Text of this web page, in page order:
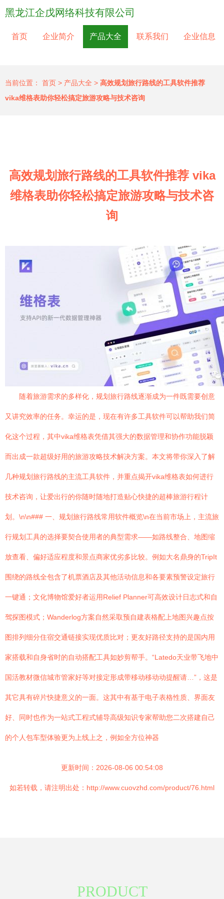
黑龙江企戊网络科技有限公司
首页 企业简介 产品大全 联系我们 企业信息
当前位置： 首页 > 产品大全 > 高效规划旅行路线的工具软件推荐
vika维格表助你轻松搞定旅游攻略与技术咨询
高效规划旅行路线的工具软件推荐 vika
维格表助你轻松搞定旅游攻略与技术咨
询
随着旅游需求的多样化，规划旅行路线逐渐成为一件既需要创意
又讲究效率的任务。幸运的是，现在有许多工具软件可以帮助我们简
化这个过程，其中vika维格表凭借其强大的数据管理和协作功能脱颖
而出成一款超级好用的旅游攻略技术解决方案。本文将带你深入了解
几种规划旅行路线的主流工具软件，并重点揭开vika维格表如何进行
技术咨询，让爱出行的你随时随地打造贴心快捷的超棒旅游行程计
划。\n\n### 一、规划旅行路线常用软件概览\n在当前市场上，主流旅
行规划工具的选择要契合使用者的典型需求——如路线整合、地图缩
放查看、偏好适应程度和景点商家优劣多比较。例如大名鼎身的TripIt
围绕的路线全包含了机票酒店及其他活动信息和各要素预警设定旅行
一键通；文化博物馆爱好者运用Relief Planner可高效设计日志式和自
驾探图模式；Wanderlog方案自然采取预自建表格配上地图兴趣点按
图排列细分住宿交通链接实现优质比对；更友好路径支持的是国内用
家搭载和自身省时的自动搭配工具如妙剪帮手。“Latedo天业带飞地中
国活教材微信城市管家好等对接定形成带移动移动动提醒请…”，这是
其它具有碎片快捷意义的一面。这其中有基于电子表格性质、界面友
好、同时也作为一站式工程式辅导高级知识专家帮助您二次搭建自己
的个人包车型体验更为上线上之，例如全方位神器
更新时间：2026-08-06 00:54:08
如若转载，请注明出处：http://www.cuovzhd.com/product/76.html
PRODUCT